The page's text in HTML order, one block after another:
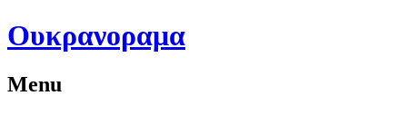
Ουκρανοραμα
Menu